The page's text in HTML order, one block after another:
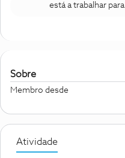
está a trabalhar
Sobre
Membro desde
Atividade